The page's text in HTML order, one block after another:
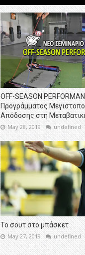
OFF-SEASON
Προγράμματος
Απόδοσης στη
May 28, 2019 undefined
Το σουτ στο μπάσκετ
May 27, 2019 undefined